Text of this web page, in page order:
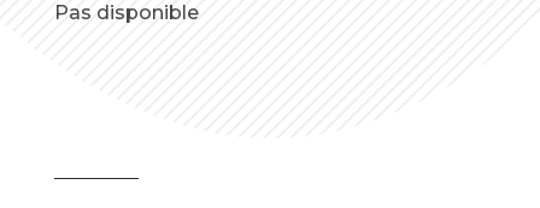
Pas disponible